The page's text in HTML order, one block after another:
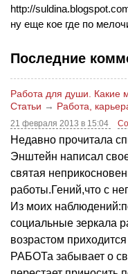
http://
ну еще кое где по
Последние
Работа для души. Какие
Статьи → Работа,
21 февраля 2013 в 15:04
Недавно прочитала
Энштейн написал
святая
работы.Гений,что с
Из моих
социальные зеркала
возрастом
РАБОТа забывает о